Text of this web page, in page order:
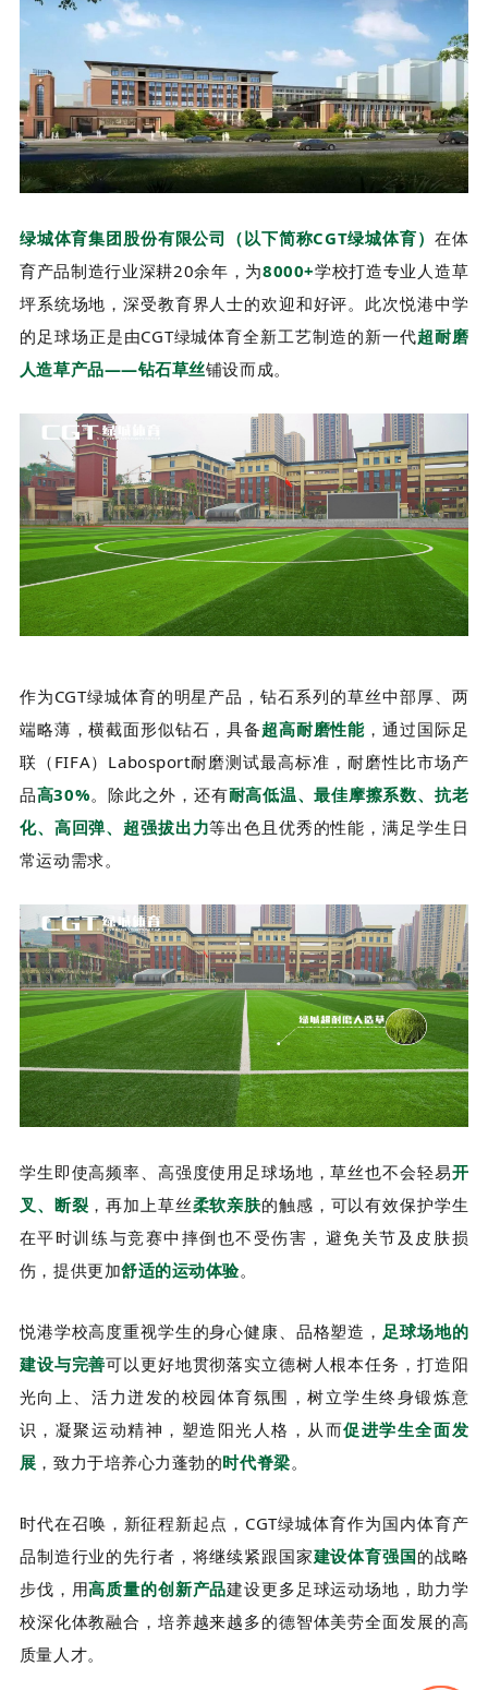
绿城体育集团股份有限公司（以下简称CGT绿城体育） 在体
育产品制造行业深耕20余年，为8000+学校打造专业人造草
坪系统场地，深受教育界人士的欢迎和好评。此次悦港中学
的足球场正是由CGT绿城体育全新工艺制造的新一代超耐磨
人造草产品——钻石草丝铺设而成。
作为CGT绿城体育的明星产品，钻石系列的草丝中部厚、两
端略薄，横截面形似钻石，具备超高耐磨性能 ，通过国际足
联（FIFA）Labosport耐磨测试最高标准，耐磨性比市场产
品高30%。除此之外，还有耐高低温、最佳摩擦系数、抗老
化、高回弹、超强拔出力等出色且优秀的性能，满足学生日
常运动需求。
学生即使高频率、高强度使用足球场地，草丝也不会轻易开
叉、断裂 ，再加上草丝柔软亲肤的触感，可以有效保护学生
在平时训练与竞赛中摔倒也不受伤害，避免关节及皮肤损
伤，提供更加舒适的运动体验。
悦港学校高度重视学生的身心健康、品格塑造， 足球场地的
建设与完善可以更好地贯彻落实立德树人根本任务，打造阳
光向上、活力迸发的校园体育氛围，树立学生终身锻炼意
识，凝聚运动精神，塑造阳光人格，从而促进学生全面发
展 ，致力于培养心力蓬勃的时代脊梁。
时代在召唤，新征程新起点，CGT绿城体育作为国内体育产
品制造行业的先行者，将继续紧跟国家建设体育强国的战略
步伐，用高质量的创新产品建设更多足球运动场地，助力学
校深化体教融合，培养越来越多的德智体美劳全面发展的高
质量人才。